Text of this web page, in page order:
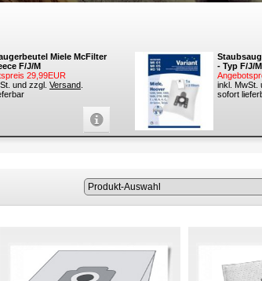
Miele McFilter
F/J/M
29,99EUR
und zzgl. Versand
- Typ F/J/
inkl. MwSt.
sofort